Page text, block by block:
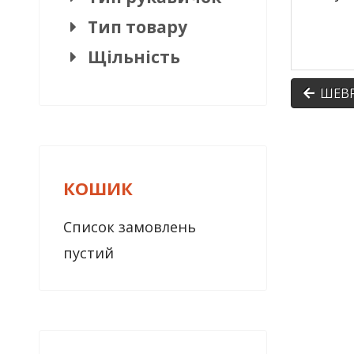
Тип товару
Щільність
КОШИК
Список замовлень
пустий